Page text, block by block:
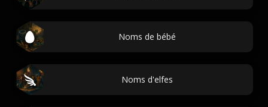
Noms de bébé
Noms d'elfes